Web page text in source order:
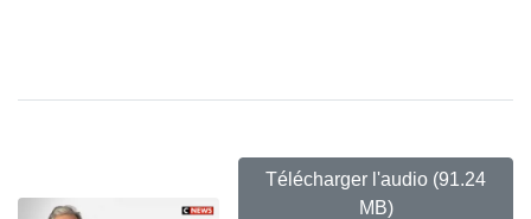
Télécharger l'audio (91.24
MB)